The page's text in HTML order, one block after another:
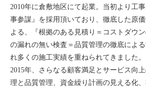
2010年に倉敷地区にて起業。当初より工
事参謀』を採用頂いており、徹底した原
よる、『根拠のある見積り＝コストダウ
の漏れの無い検査＝品質管理の徹底によ
れ多くの施工実績を重ねられてきました。
2015年、さらなる顧客満足とサービス向
理と品質管理、資金繰り計画の見える化